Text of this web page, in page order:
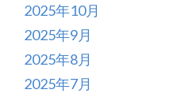
2025年10月
2025年9月
2025年8月
2025年7月